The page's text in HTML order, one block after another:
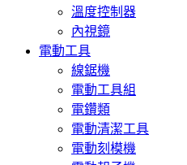
溫度控制器
內視鏡
電動工具
線鋸機
電動工具組
電鑽類
電動清潔工具
電動刻模機